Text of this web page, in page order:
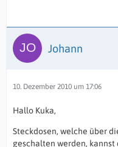
Johann
10. Dezember 2010 um 17:06
Hallo Kuka,
Steckdosen, welche über
geschalten werden,